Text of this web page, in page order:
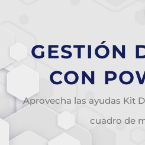
GESTIÓN
CON
Aprovecha las ayudas Kit
cuadro de